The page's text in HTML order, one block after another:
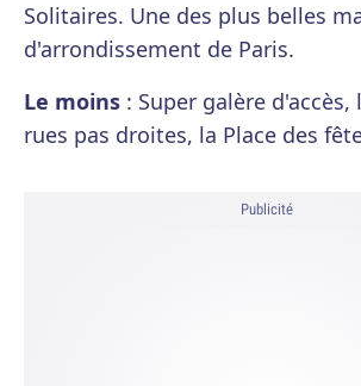
Solitaires. Une des plus belles
d'arrondissement de Paris.
Le moins : Super galère d'accès,
rues pas droites, la Place des
Publicité